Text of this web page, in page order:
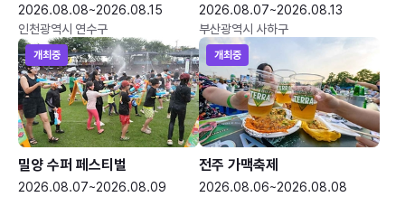
2026.08.08~2026.08.15
인천광역시 연수구
2026.08.07~2026.08.13
부산광역시 사하구
개최중
밀양 수퍼 페스티벌
2026.08.07~2026.08.09
개최중
전주 가맥축제
2026.08.06~2026.08.08